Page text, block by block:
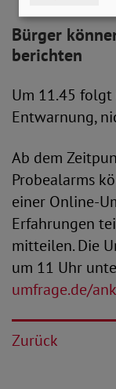
Bürger
berichten
Um 11.45
Entwarnung,
Ab dem
Probealarms
einer Online-
Erfahrungen
mitteilen. Die
um 11 Uhr
umfrage.de/
Zurück